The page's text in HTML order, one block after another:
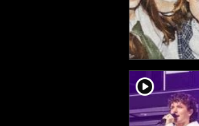
player2